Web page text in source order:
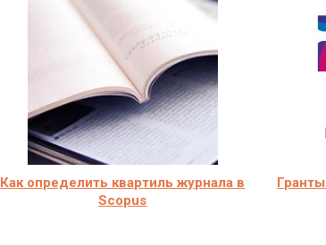
Как определить квартиль журнала в
Scopus